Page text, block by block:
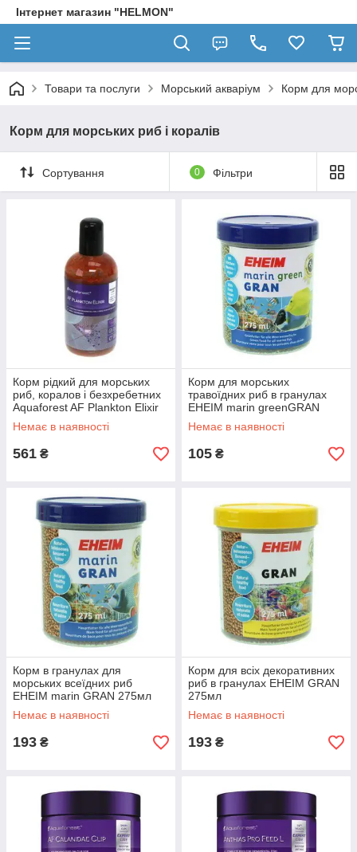
Інтернет магазин "HELMON"
Товари та послуги Морський акваріум Корм для
Корм для морських риб і коралів
Сортування 0 Фільтри
Корм рідкий для морських
риб, коралов і безхребетних
Aquaforest AF Plankton Elixir
250мл.
Немає в наявності
561 ₴
Корм для морських
травоїдних риб в гранулах
EHEIM marin greenGRAN
Немає в наявності
105 ₴
Корм в гранулах для
морських всеїдних риб
EHEIM marin GRAN 275мл
Немає в наявності
193 ₴
Корм для всіх декоративних
риб в гранулах EHEIM GRAN
275мл
Немає в наявності
193 ₴